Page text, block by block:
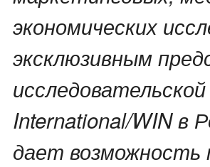
экономических
эксклюзивным
International/WIN в
дает возможность